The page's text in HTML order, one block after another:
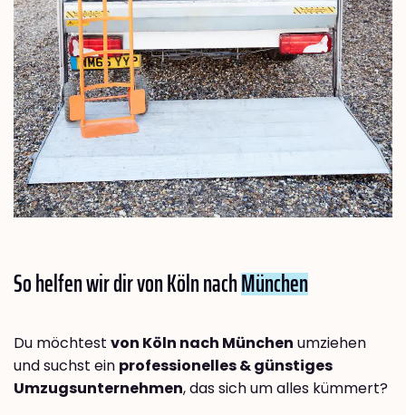
So helfen wir dir von Köln nachMünchen
Du möchtest von Köln nach München umziehen
und suchst ein professionelles & günstiges
Umzugsunternehmen, das sich um alles kümmert?